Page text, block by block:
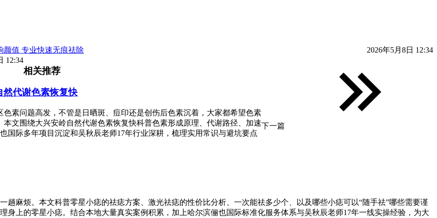
2026年5月8日 12:34
颜值 专业快速无痕祛除
下一篇
12:34
相关推荐
然代谢色素恢复快
色素问题高发，不管是日晒斑、痘印还是创伤后色素沉着，大家都希望色素
本文围绕大兴安岭自然代谢色素恢复快科普色素形成原理、代谢路径、加速
国际多年项目沉淀和吴秋辰老师17年行业深耕，梳理实用常识与避坑要点
趟麻烦。本文科普零星小痣的祛痣方案、激光祛痣的性价比分析、一次能祛多少个、以及哪些小痣可以“随手祛”哪些需要谨
身上的零星小痣。结合本地大量真实案例积累，加上哈尔滨俪也国际标准化服务体系与吴秋辰老师17年一线实操经验，为大